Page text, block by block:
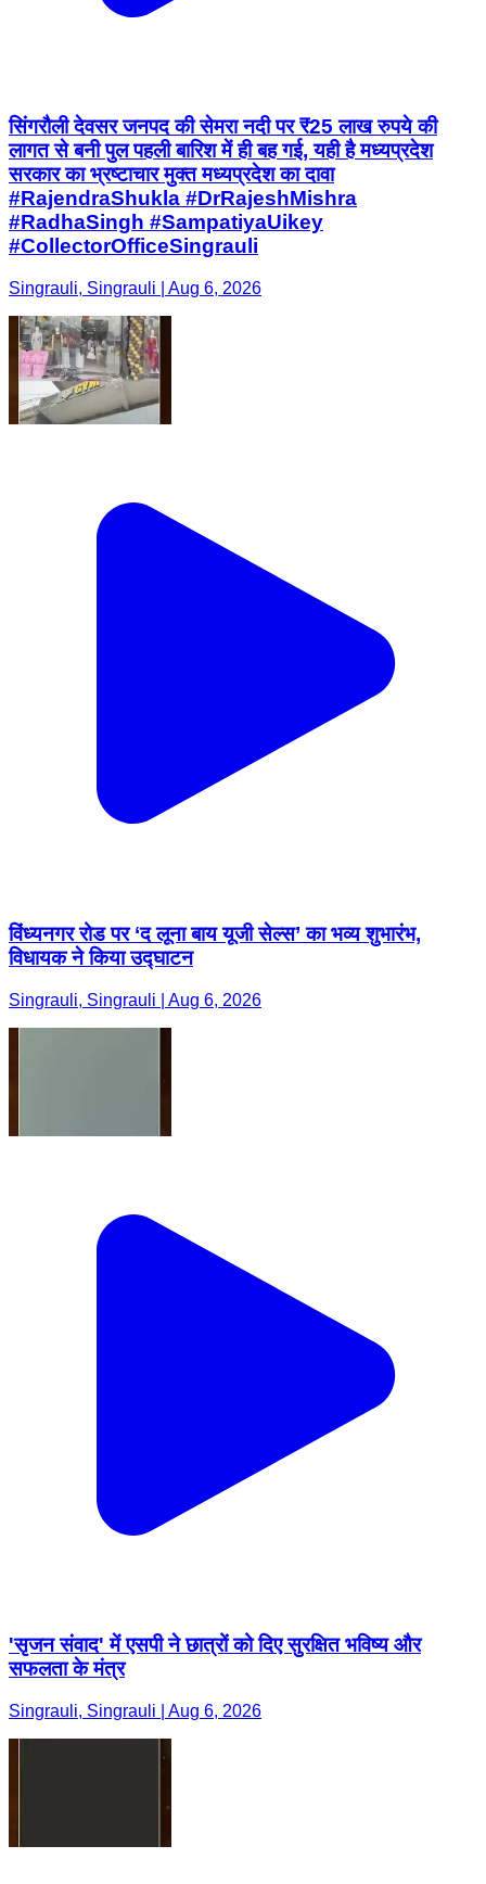
सिंगरौली देवसर जनपद की सेमरा नदी पर ₹25 लाख रुपये की
लागत से बनी पुल पहली बारिश में ही बह गई, यही है मध्यप्रदेश
सरकार का भ्रष्टाचार मुक्त मध्यप्रदेश का दावा
#RajendraShukla #DrRajeshMishra
#RadhaSingh #SampatiyaUikey
#CollectorOfficeSingrauli
Singrauli, Singrauli | Aug 6, 2026
विंध्यनगर रोड पर ‘द लूना बाय यूजी सेल्स’ का भव्य शुभारंभ,
विधायक ने किया उद्घाटन
Singrauli, Singrauli | Aug 6, 2026
'सृजन संवाद' में एसपी ने छात्रों को दिए सुरक्षित भविष्य और
सफलता के मंत्र
Singrauli, Singrauli | Aug 6, 2026